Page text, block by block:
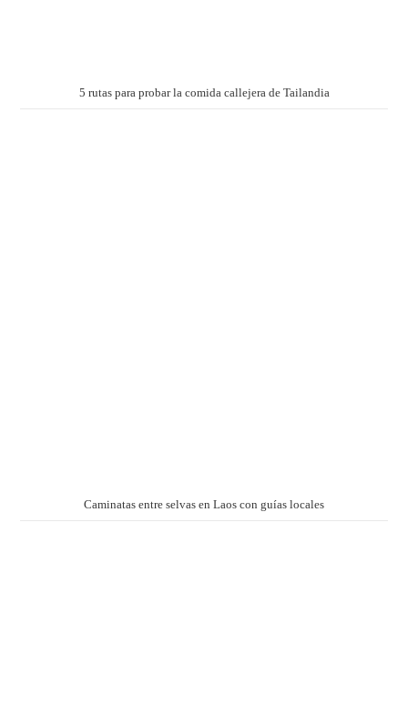
5 rutas para probar la comida callejera de Tailandia
Caminatas entre selvas en Laos con guías locales